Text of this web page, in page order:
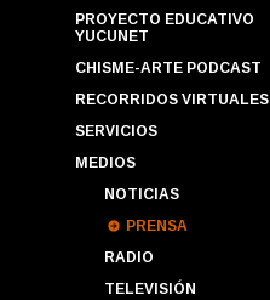
PROYECTO EDUCATIVO
YUCUNET
CHISME-ARTE PODCAST
RECORRIDOS VIRTUALES
SERVICIOS
MEDIOS
NOTICIAS
PRENSA
RADIO
TELEVISIÓN